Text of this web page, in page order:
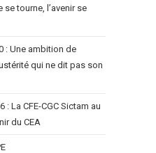
tourne, l’avenir se
: Une ambition de
qui ne dit pas son
La CFE-CGC Sictam au
du CEA